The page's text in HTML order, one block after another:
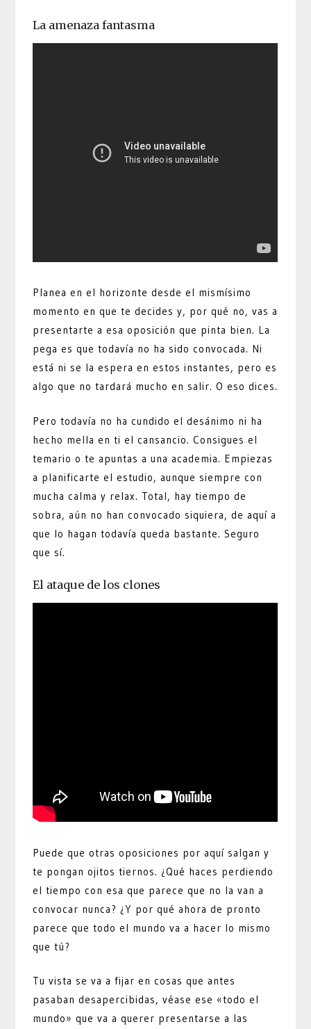
La amenaza fantasma
Planea en el horizonte desde el mismísimo
momento en que te decides y, por qué no, vas a
presentarte a esa oposición que pinta bien. La
pega es que todavía no ha sido convocada. Ni
está ni se la espera en estos instantes, pero es
algo que no tardará mucho en salir. O eso dices.
Pero todavía no ha cundido el desánimo ni ha
hecho mella en ti el cansancio. Consigues el
temario o te apuntas a una academia. Empiezas
a planificarte el estudio, aunque siempre con
mucha calma y relax. Total, hay tiempo de
sobra, aún no han convocado siquiera, de aquí a
que lo hagan todavía queda bastante. Seguro
que sí.
El ataque de los clones
Puede que otras oposiciones por aquí salgan y
te pongan ojitos tiernos. ¿Qué haces perdiendo
el tiempo con esa que parece que no la van a
convocar nunca? ¿Y por qué ahora de pronto
parece que todo el mundo va a hacer lo mismo
que tú?
Tu vista se va a fijar en cosas que antes
pasaban desapercibidas, véase ese «todo el
mundo» que va a querer presentarse a las